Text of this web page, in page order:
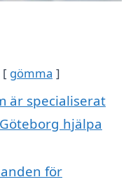
gömma
är specialiserat
hjälpa
för